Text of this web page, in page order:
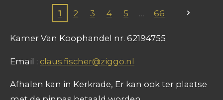
1 2 3 4 5 66
Kamer Van Koophandel nr. 62194755
Email : claus.fischer@ziggo.nl
Afhalen kan in Kerkrade, Er kan ook ter plaatse